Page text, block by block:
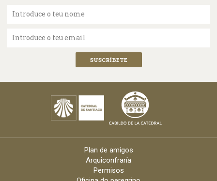
Introduce o teu nome
Introduce o teu email
Plan de amigos
Arquiconfraría
Permisos